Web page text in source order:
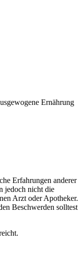
Ernährung
Erfahrungen anderer
jedoch nicht die
Arzt oder Apotheker.
Beschwerden solltest